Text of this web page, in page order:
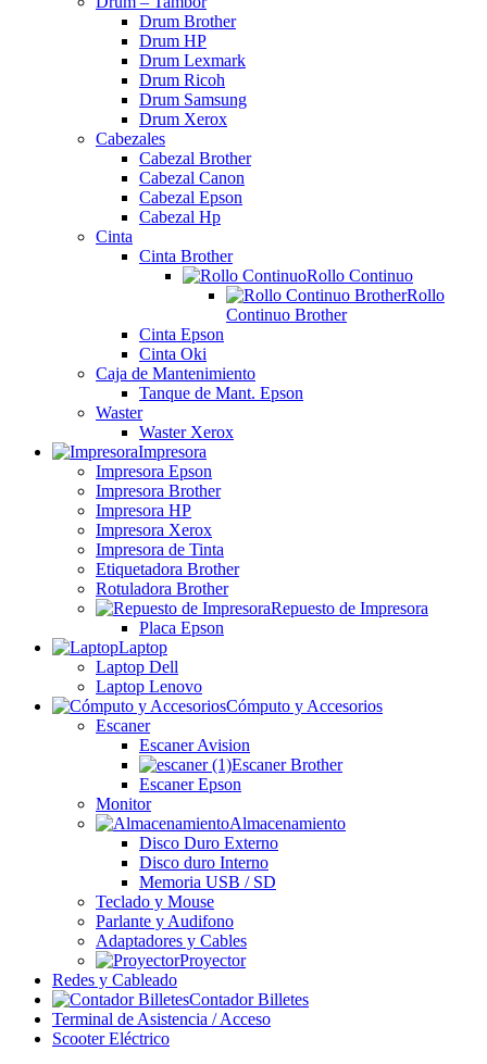
Drum Brother
Drum HP
Drum Lexmark
Drum Ricoh
Drum Samsung
Drum Xerox
Cabezales
Cabezal Brother
Cabezal Canon
Cabezal Epson
Cabezal Hp
Cinta
Cinta Brother
Rollo Continuo
Rollo
Continuo Brother
Cinta Epson
Cinta Oki
Caja de Mantenimiento
Tanque de Mant. Epson
Waster
Waster Xerox
Impresora
Impresora Epson
Impresora Brother
Impresora HP
Impresora Xerox
Impresora de Tinta
Etiquetadora Brother
Rotuladora Brother
Repuesto de Impresora
Placa Epson
Laptop
Laptop Dell
Laptop Lenovo
Cómputo y Accesorios
Escaner
Escaner Avision
Escaner Brother
Escaner Epson
Monitor
Almacenamiento
Disco Duro Externo
Disco duro Interno
Memoria USB / SD
Teclado y Mouse
Parlante y Audifono
Adaptadores y Cables
Proyector
Redes y Cableado
Contador Billetes
Terminal de Asistencia / Acceso
Scooter Eléctrico